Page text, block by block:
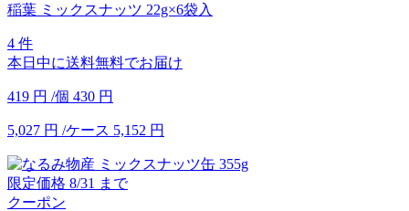
稲葉 ミックスナッツ 22g×6袋入
4 件
本日中に送料無料でお届け
419 円 /個 430 円
5,027 円 /ケース 5,152 円
限定価格 8/31 まで
クーポン